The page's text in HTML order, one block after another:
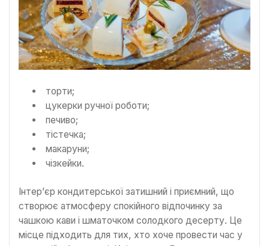
торти;
цукерки ручної роботи;
печиво;
тістечка;
макаруни;
чізкейки.
Інтер’єр кондитерської затишний і приємний, що
створює атмосферу спокійного відпочинку за
чашкою кави і шматочком солодкого десерту. Це
місце підходить для тих, хто хоче провести час у